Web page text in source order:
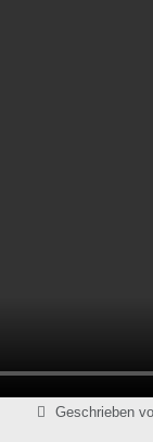
DetailsGeschrieben